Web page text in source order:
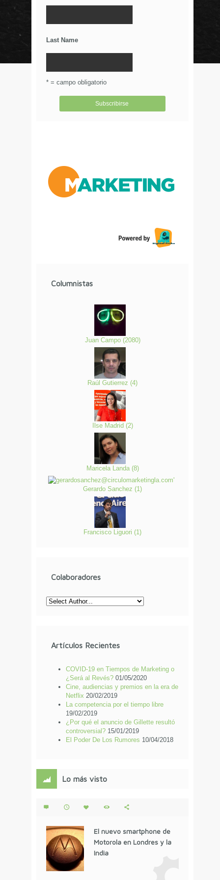
Last Name
* = campo obligatorio
Columnistas
Juan Campo (2080)
Raúl Gutierrez (4)
Ilse Madrid (2)
Maricela Landa (8)
Gerardo Sanchez (1)
Francisco Liguori (1)
Colaboradores
Artículos Recientes
COVID-19 en Tiempos de Marketing o
¿Será al Revés? 01/05/2020
Cine, audiencias y premios en la era de
Netflix 20/02/2019
La competencia por el tiempo libre
19/02/2019
¿Por qué el anuncio de Gillette resultó
controversial? 15/01/2019
El Poder De Los Rumores 10/04/2018
Lo más visto
El nuevo smartphone de
Motorola en Londres y la
India
© Circulo Marketing 2016. Todos los derechos
reservados.
Aviso de Privacidad